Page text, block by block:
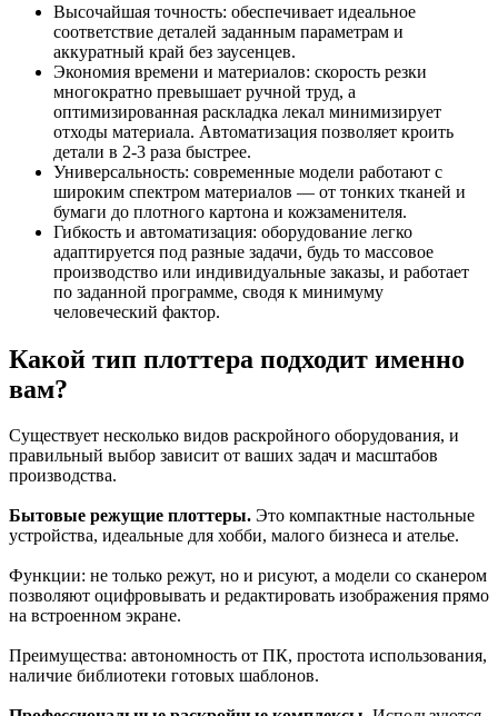
Высочайшая точность: обеспечивает идеальное
соответствие деталей заданным параметрам и
аккуратный край без заусенцев.
Экономия времени и материалов: скорость резки
многократно превышает ручной труд, а
оптимизированная раскладка лекал минимизирует
отходы материала. Автоматизация позволяет кроить
детали в 2-3 раза быстрее.
Универсальность: современные модели работают с
широким спектром материалов — от тонких тканей и
бумаги до плотного картона и кожзаменителя.
Гибкость и автоматизация: оборудование легко
адаптируется под разные задачи, будь то массовое
производство или индивидуальные заказы, и работает
по заданной программе, сводя к минимуму
человеческий фактор.
Какой тип плоттера подходит именно
вам?
Существует несколько видов раскройного оборудования, и
правильный выбор зависит от ваших задач и масштабов
производства.
Бытовые режущие плоттеры. Это компактные настольные
устройства, идеальные для хобби, малого бизнеса и ателье.
Функции: не только режут, но и рисуют, а модели со сканером
позволяют оцифровывать и редактировать изображения прямо
на встроенном экране.
Преимущества: автономность от ПК, простота использования,
наличие библиотеки готовых шаблонов.